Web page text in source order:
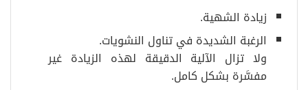
زيادة الشهية.
الرغبة الشديدة في تناول النشويات.
ولا تزال الآلية الدقيقة لهذه الزيادة غير
مفسَّرة بشكل كامل.